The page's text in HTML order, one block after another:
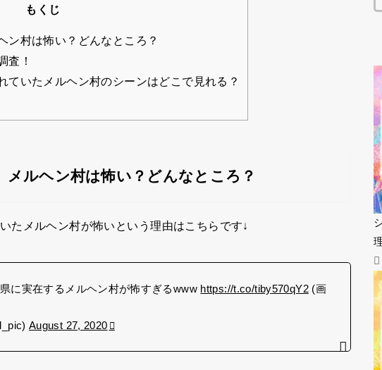
もくじ
ン村は怖い？どんなところ？
査！
ていたメルヘン村のシーンはどこで見れる？
メルヘン村は怖い？どんなところ？
たメルヘン村が怖いという理由はこちらです↓
に実在するメルヘン村が怖すぎるwww https://t.co/tiby570qY2(画
August 27, 2020